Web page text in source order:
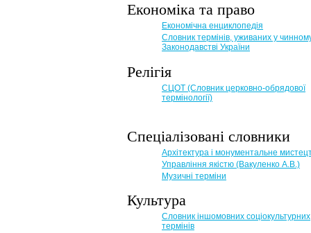
Економіка та право
Eкономічна енциклопедія
Словник термінів, уживаних у
Законодавстві України
Релігія
СЦОТ (Словник церковно-обрядової
термінології)
Спеціалізовані словники
Архітектура і монументальне
Управління якістю (Вакуленко А.В.)
Музичні терміни
Культура
Словник іншомовних соціокультурних
термінів